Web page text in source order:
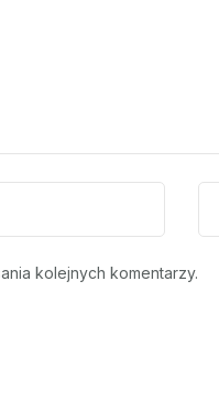
kolejnych komentarzy.